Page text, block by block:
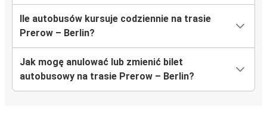
Ile autobusów kursuje codziennie na trasie
Prerow – Berlin?
Jak mogę anulować lub zmienić bilet
autobusowy na trasie Prerow – Berlin?